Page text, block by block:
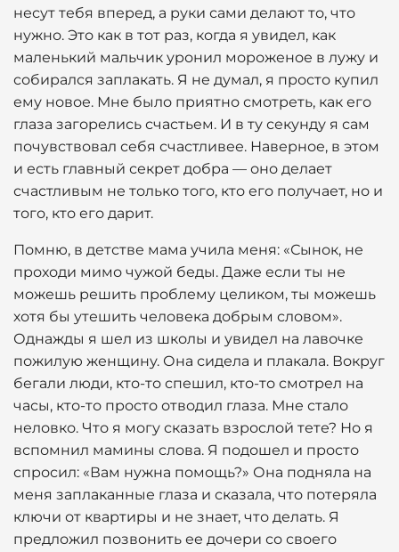
несут тебя вперед, а руки сами делают то, что
нужно. Это как в тот раз, когда я увидел, как
маленький мальчик уронил мороженое в лужу и
собирался заплакать. Я не думал, я просто купил
ему новое. Мне было приятно смотреть, как его
глаза загорелись счастьем. И в ту секунду я сам
почувствовал себя счастливее. Наверное, в этом
и есть главный секрет добра — оно делает
счастливым не только того, кто его получает, но и
того, кто его дарит.
Помню, в детстве мама учила меня: «Сынок, не
проходи мимо чужой беды. Даже если ты не
можешь решить проблему целиком, ты можешь
хотя бы утешить человека добрым словом».
Однажды я шел из школы и увидел на лавочке
пожилую женщину. Она сидела и плакала. Вокруг
бегали люди, кто-то спешил, кто-то смотрел на
часы, кто-то просто отводил глаза. Мне стало
неловко. Что я могу сказать взрослой тете? Но я
вспомнил мамины слова. Я подошел и просто
спросил: «Вам нужна помощь?» Она подняла на
меня заплаканные глаза и сказала, что потеряла
ключи от квартиры и не знает, что делать. Я
предложил позвонить ее дочери со своего